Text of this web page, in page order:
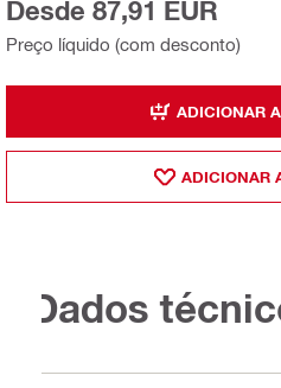
Preço líquido (com desconto)
Desde 87,91 EUR
ADICIONAR
ADICIONAR
Dados